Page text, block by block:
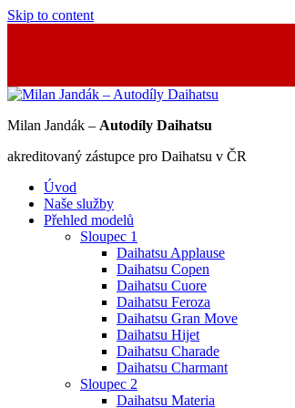
Skip to content
Milan Jandák – Autodíly Daihatsu
akreditovaný zástupce pro Daihatsu v ČR
Úvod
Naše služby
Přehled modelů
Sloupec 1
Daihatsu Applause
Daihatsu Copen
Daihatsu Cuore
Daihatsu Feroza
Daihatsu Gran Move
Daihatsu Hijet
Daihatsu Charade
Daihatsu Charmant
Sloupec 2
Daihatsu Materia